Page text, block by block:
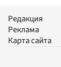
Редакция
Реклама
Карта сайта